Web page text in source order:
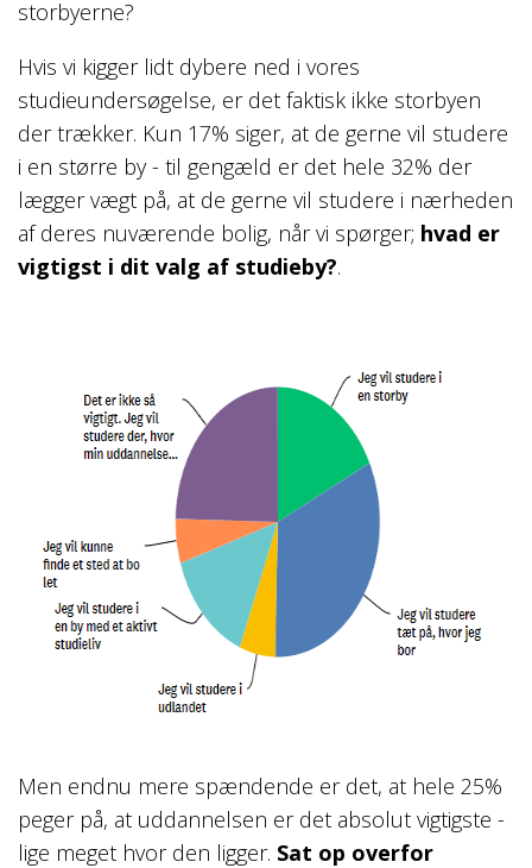
storbyerne?
Hvis vi kigger lidt dybere ned i vores
studieundersøgelse, er det faktisk ikke storbyen
der trækker. Kun 17% siger, at de gerne vil studere
i en større by - til gengæld er det hele 32% der
lægger vægt på, at de gerne vil studere i nærheden
af deres nuværende bolig, når vi spørger; hvad er
vigtigst i dit valg af studieby?.
Men endnu mere spændende er det, at hele 25%
peger på, at uddannelsen er det absolut vigtigste -
lige meget hvor den ligger. Sat op overfor